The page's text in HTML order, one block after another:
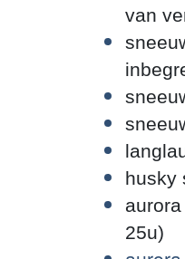
van
husky
25u)